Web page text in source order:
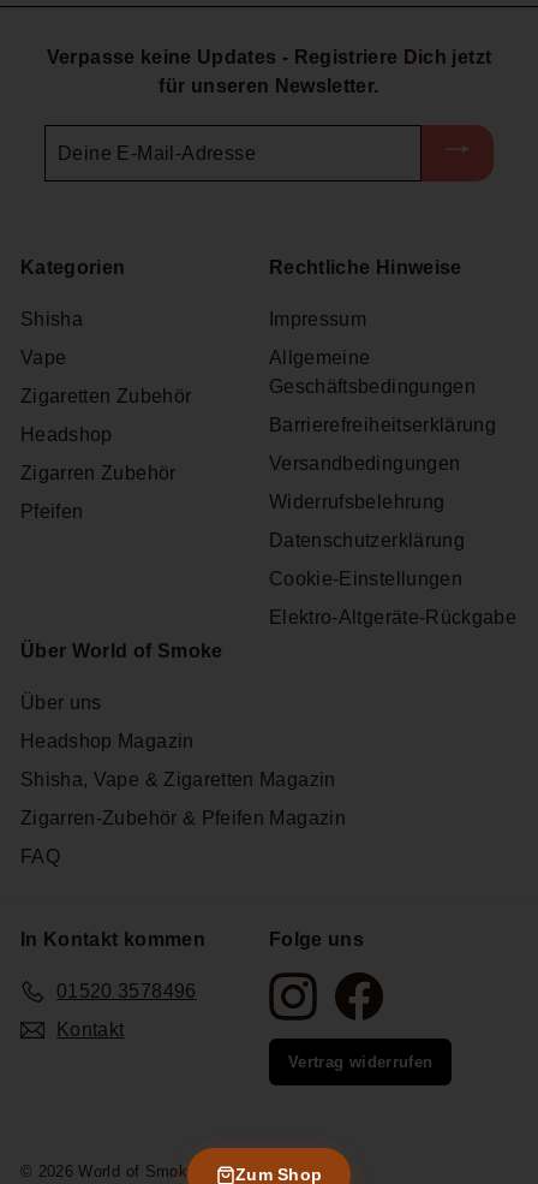
Verpasse keine Updates - Registriere Dich jetzt
für unseren Newsletter.
E-
Kategorien
Shisha
Vape
Zigaretten Zubehör
Headshop
Zigarren Zubehör
Pfeifen
Rechtliche Hinweise
Impressum
Allgemeine
Geschäftsbedingungen
Barrierefreiheitserklärung
Versandbedingungen
Widerrufsbelehrung
Datenschutzerklärung
Cookie-Einstellungen
Elektro-Altgeräte-Rückgabe
Über World of Smoke
Über uns
Headshop Magazin
Shisha, Vape & Zigaretten Magazin
Zigarren-Zubehör & Pfeifen Magazin
FAQ
In Kontakt kommen
01520 3578496
Kontakt
Folge uns
Instagram
Vertrag widerrufen
© 2026 World of Smoke Zum Shop